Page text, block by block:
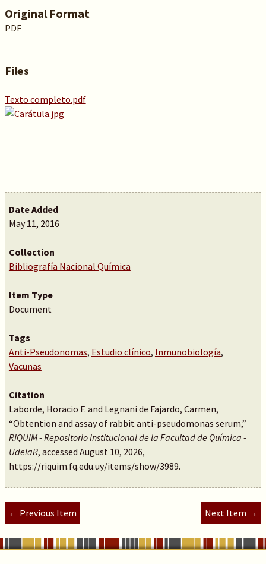
Original Format
PDF
Files
Texto completo.pdf
Date Added
May 11, 2016
Collection
Bibliografía Nacional Química
Item Type
Document
Tags
Anti-Pseudonomas, Estudio clínico, Inmunobiología,
Vacunas
Citation
Laborde, Horacio F. and Legnani de Fajardo, Carmen,
“Obtention and assay of rabbit anti-pseudomonas serum,”
RIQUIM - Repositorio Institucional de la Facultad de Química -
UdelaR, accessed August 10, 2026,
https://riquim.fq.edu.uy/items/show/3989.
← Previous Item Next Item →